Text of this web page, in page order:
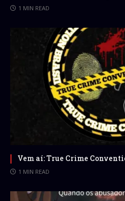
1 MIN READ
Vem aí: True Crime
1 MIN READ